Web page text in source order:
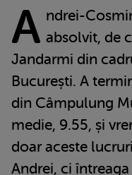
A ndrei-
absolvit, de
Jandarmi din
București. A
din Câmpulung
medie, 9.55, și
doar aceste
Andrei, ci